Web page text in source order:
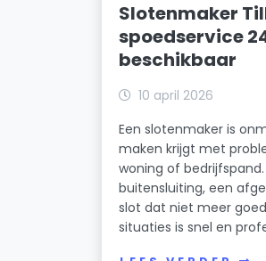
Slotenmaker
spoedservice
beschikbaar
10 april 2026
Een slotenmaker is
maken krijgt met
woning of
buitensluiting, een
slot dat niet meer
situaties is snel en